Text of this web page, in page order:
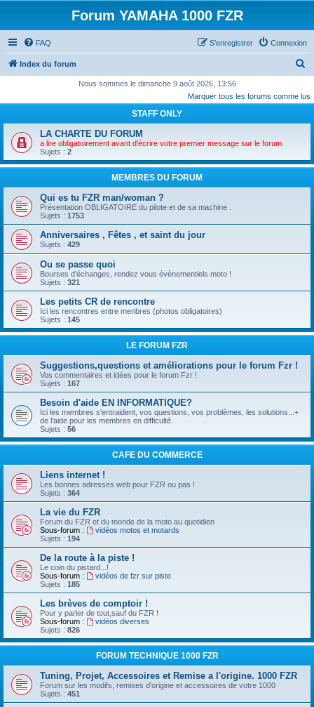
Forum YAMAHA 1000 FZR
FAQ Connexion
S’enregistrer
Index du forum
c
c
Nous sommes le dimanche 9 août 2026, 13:56
Marquer tous les forums comme lus
STAFF ONLY
LA CHARTE DU FORUM
a lire obligatoirement avant d'écrire votre premier message sur le forum.
Sujets : 2
MEMBRES DU FORUM
Qui es tu FZR man/woman ?
Présentation OBLIGATOIRE du pilote et de sa machine .
Sujets : 1753
Anniversaires , Fêtes , et saint du jour
Sujets : 429
Ou se passe quoi
Bourses d'échanges, rendez vous évènementiels moto !
Sujets : 321
Les petits CR de rencontre
Ici les rencontres entre menbres (photos obligatoires)
Sujets : 145
LE FORUM FZR
Suggestions,questions et améliorations pour le forum Fzr !
Vos commentaires et idées pour le forum Fzr !
Sujets : 167
Besoin d'aide EN INFORMATIQUE?
Ici les membres s'entraident, vos questions, vos problèmes, les solutions...+
de l'aide pour les membres en difficulté.
Sujets : 56
CAFE DU COMMERCE
Liens internet !
Les bonnes adresses web pour FZR ou pas !
Sujets : 364
La vie du FZR
Forum du FZR et du monde de la moto au quotidien
Sous-forum :
vidéos motos et motards
Sujets : 194
De la route à la piste !
Le coin du pistard...!
Sous-forum :
vidéos de fzr sur piste
Sujets : 185
Les brèves de comptoir !
Pour y parler de tout,sauf du FZR !
Sous-forum :
vidéos diverses
Sujets : 826
FORUM TECHNIQUE 1000 FZR
Tuning, Projet, Accessoires et Remise a l'origine. 1000 FZR
Forum sur les modifs, remises d'origine et accessoires de votre 1000
Sujets : 451